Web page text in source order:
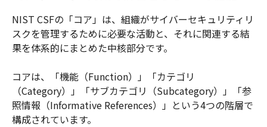
NIST CSFの「コア」は、組織がサイバーセキュリティリ
スクを管理するために必要な活動と、それに関連する結
果を体系的にまとめた中核部分です。
コアは、「機能（Function）」「カテゴリ
（Category）」「サブカテゴリ（Subcategory）」「参
照情報（Informative References）」という4つの階層で
構成されています。